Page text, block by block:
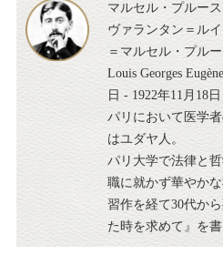
マルセル・プルー
ヴァランタン＝ル
＝マルセル・プル
Louis Georges
日 - 1922年11月18
パリにおいて医学
はユダヤ人。
パリ大学で法律と
職に就かず華やか
習作を経て30代か
た時を求めて』を書